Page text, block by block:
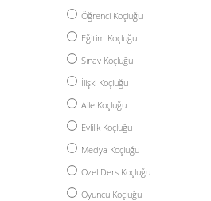
Öğrenci Koçluğu
Eğitim Koçluğu
Sınav Koçluğu
İlişki Koçluğu
Aile Koçluğu
Evlilik Koçluğu
Medya Koçluğu
Özel Ders Koçluğu
Oyuncu Koçluğu